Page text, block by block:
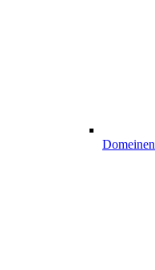
Domeinen